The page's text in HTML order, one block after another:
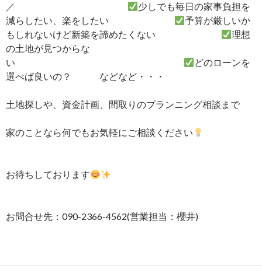
／
少しでも毎日の家事負担を
減らしたい、楽をしたい
予算が厳しいか
もしれないけど新築を諦めたくない
理想
の土地が見つからな
い
どのローンを
選べば良いの？ などなど・・・
土地探しや、資金計画、間取りのプランニング相談まで
家のことなら何でもお気軽にご相談ください
お待ちしております
お問合せ先：090-2366-4562(営業担当：櫻井)